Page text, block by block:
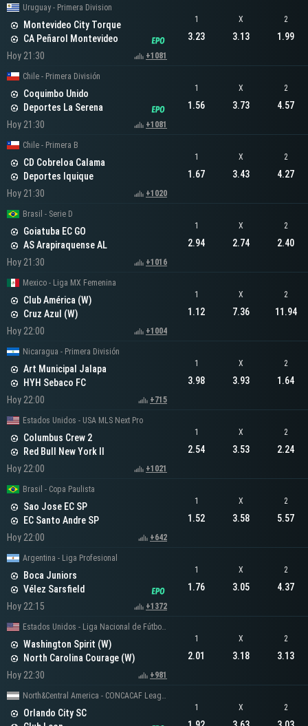
Uruguay - Primera Division
Montevideo City Torque
CA Peñarol Montevideo
Hoy 21:30
+1081
1
3.23
X
3.13
2
1.99
Chile - Primera División
Coquimbo Unido
Deportes La Serena
Hoy 21:30
+1081
1
1.56
X
3.73
2
4.57
Chile - Primera B
CD Cobreloa Calama
Deportes Iquique
Hoy 21:30
+1020
1
1.67
X
3.43
2
4.27
Brasil - Serie D
Goiatuba EC GO
AS Arapiraquense AL
Hoy 21:30
+1016
1
2.94
X
2.74
2
2.40
Mexico - Liga MX Femenina
Club América (W)
Cruz Azul (W)
Hoy 22:00
+1004
1
1.12
X
7.36
2
11.94
Nicaragua - Primera División
Art Municipal Jalapa
HYH Sebaco FC
Hoy 22:00
+715
1
3.98
X
3.93
2
1.64
Estados Unidos - USA MLS Next Pro
Columbus Crew 2
Red Bull New York II
Hoy 22:00
+1021
1
2.54
X
3.53
2
2.24
Brasil - Copa Paulista
Sao Jose EC SP
EC Santo Andre SP
Hoy 22:00
+642
1
1.52
X
3.58
2
5.57
Argentina - Liga Profesional
Boca Juniors
Vélez Sarsfield
Hoy 22:15
+1372
1
1.76
X
3.05
2
4.37
Estados Unidos - Liga Nacional de Fútbol Femenina
Washington Spirit (W)
North Carolina Courage (W)
Hoy 22:30
+981
1
2.01
X
3.18
2
3.13
North&Central America - CONCACAF Leagues Cup
Orlando City SC
1 X 2